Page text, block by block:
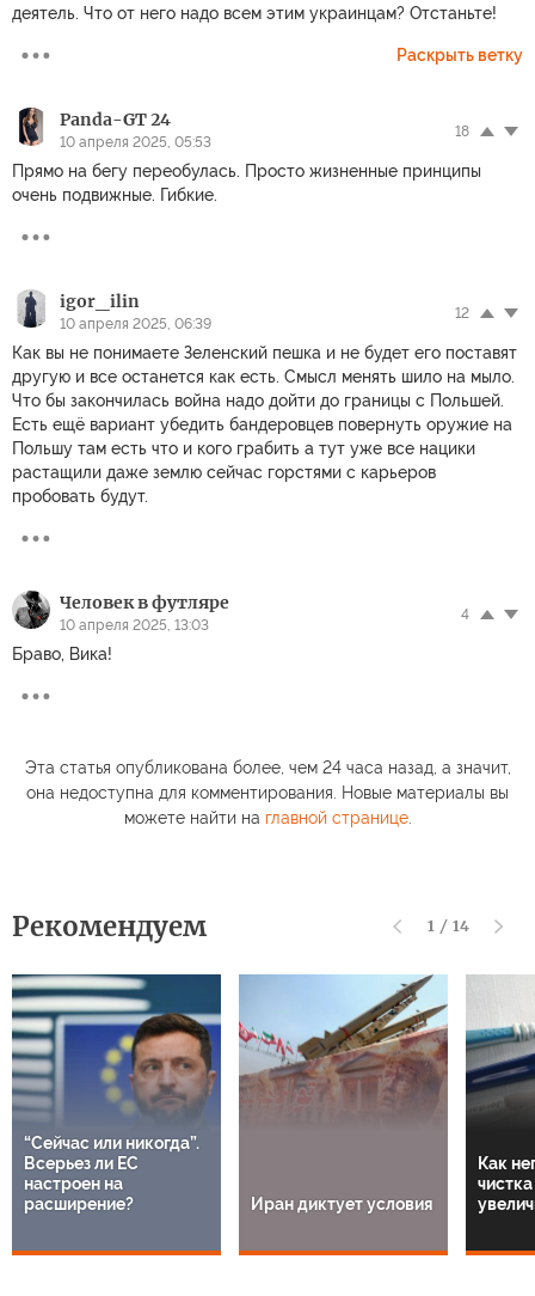
деятель. Что от него надо всем этим украинцам? Отстаньте!
Раскрыть ветку
Panda-GT 24
10 апреля 2025, 05:53
18
Прямо на бегу переобулась. Просто жизненные принципы
очень подвижные. Гибкие.
igor_ilin
10 апреля 2025, 06:39
12
Как вы не понимаете Зеленский пешка и не будет его поставят
другую и все останется как есть. Смысл менять шило на мыло.
Что бы закончилась война надо дойти до границы с Польшей.
Есть ещё вариант убедить бандеровцев повернуть оружие на
Польшу там есть что и кого грабить а тут уже все нацики
растащили даже землю сейчас горстями с карьеров
пробовать будут.
Человек в футляре
10 апреля 2025, 13:03
4
Браво, Вика!
Эта статья опубликована более, чем 24 часа назад, а значит,
она недоступна для комментирования. Новые материалы вы
можете найти на главной странице.
Рекомендуем 1 / 14
“Сейчас или никогда”.
Всерьез ли ЕС
настроен на
расширение?
Иран диктует условия
Как